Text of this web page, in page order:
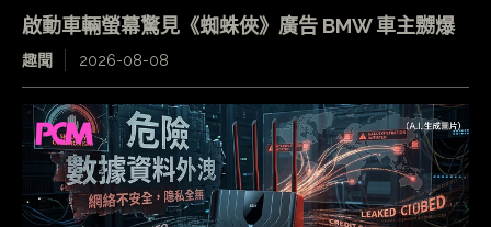
啟動車輛螢幕驚見《蜘蛛俠》廣告 BMW 車主嬲爆
趣聞 2026-08-08